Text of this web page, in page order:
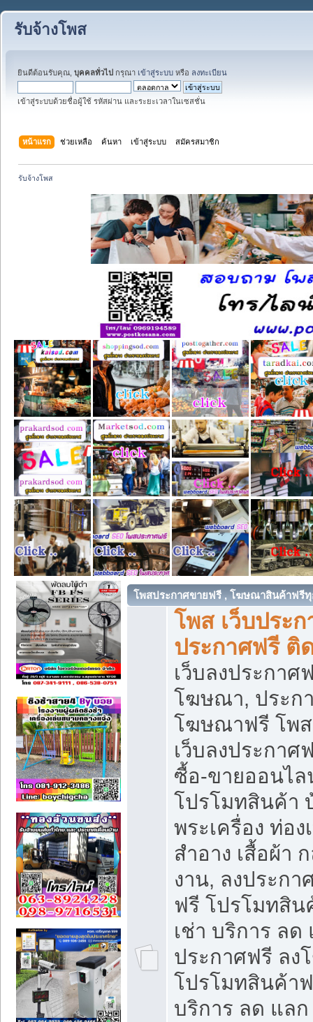
รับจ้างโพส
ยินดีต้อนรับคุณ, บุคคลทั่วไป กรุณา เข้าสู่ระบบ หรือ ลงทะเบียน
เข้าสู่ระบบด้วยชื่อผู้ใช้ รหัสผ่าน และระยะเวลาในเซสชั่น
หน้าแรก ช่วยเหลือ ค้นหา เข้าสู่ระบบ สมัครสมาชิก
รับจ้างโพส
โพสประกาศขายฟรี , โฆษณาสินค้าฟรี
โพส เว็บประก
ประกาศฟรี ติ
เว็บลงประกา
โฆษณา, ประก
โฆษณาฟรี โพส
เว็บลงประกา
ซื้อ-ขายออนไล
โปรโมทสินค้า
พระเครื่อง ท่อง
สำอาง เสื้อผ้า
งาน, ลงประก
ฟรี โปรโมทสิ
เช่า บริการ ลด
ประกาศฟรี ล
โปรโมทสินค้า
บริการ ลด แล